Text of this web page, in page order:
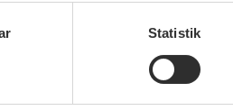
Statistik
nyheter